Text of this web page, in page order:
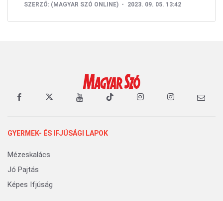
SZERZŐ: (MAGYAR SZÓ ONLINE) 2023. 09. 05. 13:42
GYERMEK- ÉS IFJÚSÁGI LAPOK
Mézeskalács
Jó Pajtás
Képes Ifjúság